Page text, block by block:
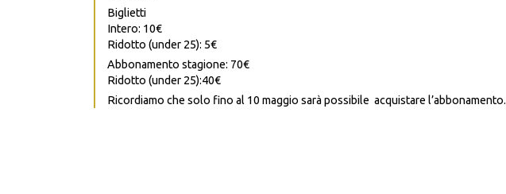
Biglietti
Intero: 10€
Ridotto (under 25): 5€
Abbonamento stagione: 70€
Ridotto (under 25):40€
Ricordiamo che solo fino al 10 maggio sarà possibile acquistare l’abbonamento.